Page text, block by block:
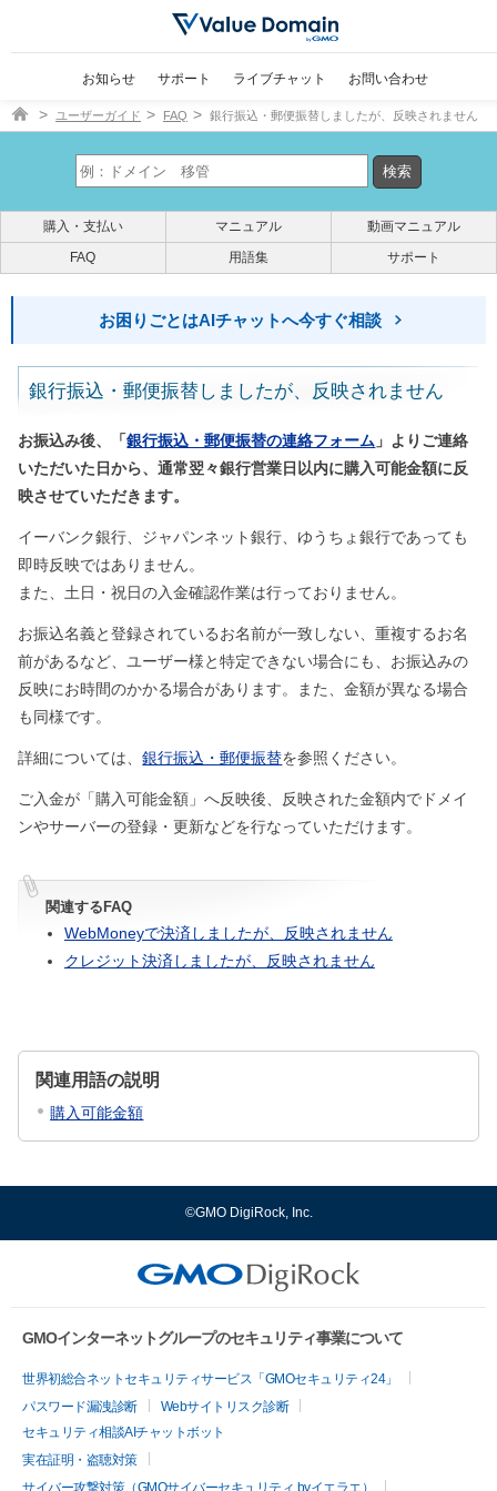
お知らせ サポート ライブチャット お問い合わせ
ドメイン取得ならバリュードメイン
ユーザーガイド FAQ 銀行振込・郵便振替しましたが、反映されません
購入・支払い マニュアル
動画マニュアル
FAQ
用語集 サポート
お困りごとはAIチャットへ今すぐ相談
銀行振込・郵便振替しましたが、反映されません
お振込み後、「銀行振込・郵便振替の連絡フォーム 」よりご連絡
いただいた日から、通常翌々銀行営業日以内に購入可能金額に反
映させていただきます。
イーバンク銀行、ジャパンネット銀行、ゆうちょ銀行であっても
即時反映ではありません。
また、土日・祝日の入金確認作業は行っておりません。
お振込名義と登録されているお名前が一致しない、重複するお名
前があるなど、ユーザー様と特定できない場合にも、お振込みの
反映にお時間のかかる場合があります。また、金額が異なる場合
も同様です。
詳細については、銀行振込・郵便振替を参照ください。
ご入金が「購入可能金額」へ反映後、反映された金額内でドメイ
ンやサーバーの登録・更新などを行なっていただけます。
関連するFAQ
WebMoneyで決済しましたが、反映されません
クレジット決済しましたが、反映されません
関連用語の説明
購入可能金額
©GMO DigiRock, Inc.
GMOインターネットグループのセキュリティ事業について
世界初総合ネットセキュリティサービス「GMOセキュリティ24」
パスワード漏洩診断
Webサイトリスク診断
セキュリティ相談AIチャットボット
実在証明・盗聴対策